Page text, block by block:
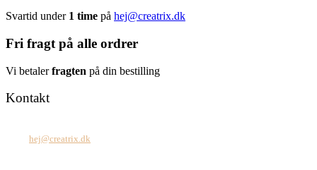
Svartid under 1 time på hej@creatrix.dk
Fri fragt på alle ordrer
Vi betalerfragten på din bestilling
Kontakt
hej@creatrix.dk